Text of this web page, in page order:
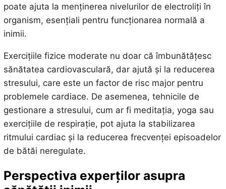
poate ajuta la menținerea nivelurilor de electroliți în
organism, esențiali pentru funcționarea normală a
inimii.
Exercițiile fizice moderate nu doar că îmbunătățesc
sănătatea cardiovasculară, dar ajută și la reducerea
stresului, care este un factor de risc major pentru
problemele cardiace. De asemenea, tehnicile de
gestionare a stresului, cum ar fi meditația, yoga sau
exercițiile de respirație, pot ajuta la stabilizarea
ritmului cardiac și la reducerea frecvenței episoadelor
de bătăi neregulate.
Perspectiva experților asupra